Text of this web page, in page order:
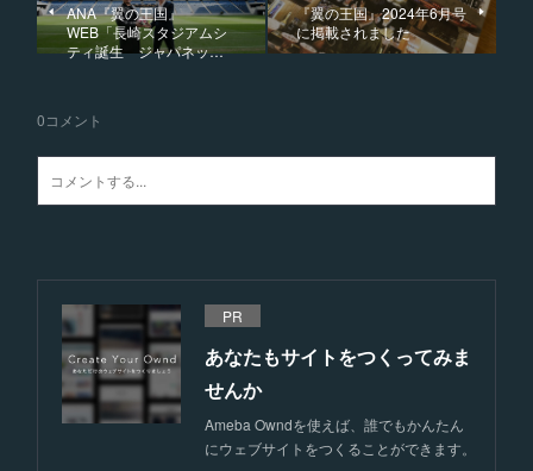
ANA『翼の王国』
WEB「長崎スタジアムシ
ティ誕生 ジャパネッ…
『翼の王国』2024年6月号
に掲載されました
0コメント
PR
あなたもサイトをつくってみま
せんか
Ameba Owndを使えば、誰でもかんたん
にウェブサイトをつくることができます。